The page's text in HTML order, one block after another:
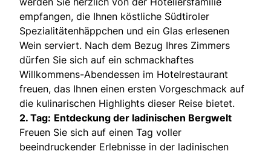
empfangen, die Ihnen köstliche Südtiroler
Spezialitätenhäppchen und ein Glas erlesenen
Wein serviert. Nach dem Bezug Ihres Zimmers
dürfen Sie sich auf ein schmackhaftes
Willkommens-Abendessen im Hotelrestaurant
freuen, das Ihnen einen ersten Vorgeschmack auf
die kulinarischen Highlights dieser Reise bietet.
2. Tag: Entdeckung der ladinischen Bergwelt
Freuen Sie sich auf einen Tag voller
beeindruckender Erlebnisse in der ladinischen